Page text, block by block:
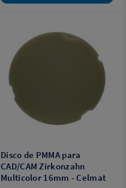
Disco de PMMA para
CAD/CAM Zirkonzahn
Multicolor 16mm - Celmat